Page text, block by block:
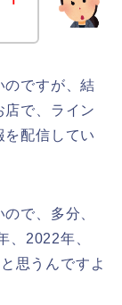
のですが、結
で、ライン
を配信してい
で、多分、
、2022年、
思うんですよ